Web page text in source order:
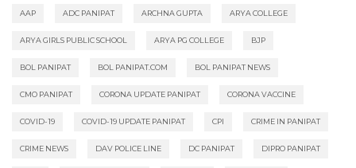
AAP ADC PANIPAT ARCHNA GUPTA ARYA COLLEGE
ARYA GIRLS PUBLIC SCHOOL ARYA PG COLLEGE BJP
BOL PANIPAT BOL PANIPAT.COM BOL PANIPAT NEWS
CMO PANIPAT CORONA UPDATE PANIPAT CORONA VACCINE
COVID-19 COVID-19 UPDATE PANIPAT CPI CRIME IN PANIPAT
CRIME NEWS DAV POLICE LINE DC PANIPAT DIPRO PANIPAT